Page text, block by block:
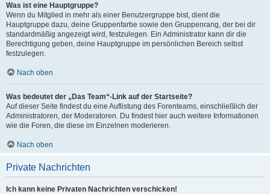
Was ist eine Hauptgruppe?
Wenn du Mitglied in mehr als einer Benutzergruppe bist, dient die
Hauptgruppe dazu, deine Gruppenfarbe sowie den Gruppenrang, der bei dir
standardmäßig angezeigt wird, festzulegen. Ein Administrator kann dir die
Berechtigung geben, deine Hauptgruppe im persönlichen Bereich selbst
festzulegen.
Nach oben
Was bedeutet der „Das Team“-Link auf der Startseite?
Auf dieser Seite findest du eine Auflistung des Forenteams, einschließlich der
Administratoren, der Moderatoren. Du findest hier auch weitere Informationen
wie die Foren, die diese im Einzelnen moderieren.
Nach oben
Private Nachrichten
Ich kann keine Privaten Nachrichten verschicken!